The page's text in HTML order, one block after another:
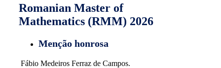
Romanian Master of
Mathematics (RMM) 2026
Menção honrosa
Fábio Medeiros Ferraz de Campos.